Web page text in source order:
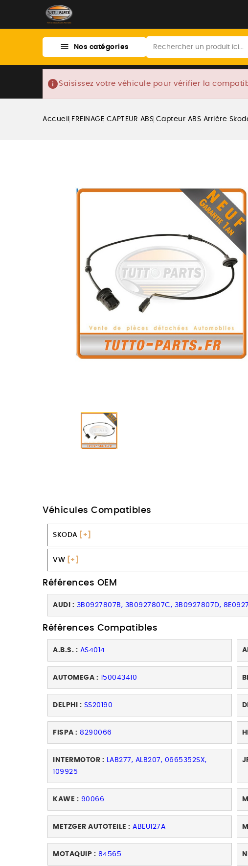
 Nos catégories
info Saisissez votre véhicule pour vérifier la
Accueil FREINAGE CAPTEUR ABS Capteur ABS Arrière
Véhicules Compatibles
SKODA [+]
VW [+]
Références OEM
AUDI : 3B0927807B, 3B0927807C, 3B0927807D,
Références Compatibles
A.B.S. : AS4014
AUTOMEGA : 150043410
DELPHI : SS20190
FISPA : 8290066
INTERMOTOR : LAB277, ALB207, 0665352SX,
109925
KAWE : 90066
METZGER AUTOTEILE : ABEU127A
MOTAQUIP : 84565